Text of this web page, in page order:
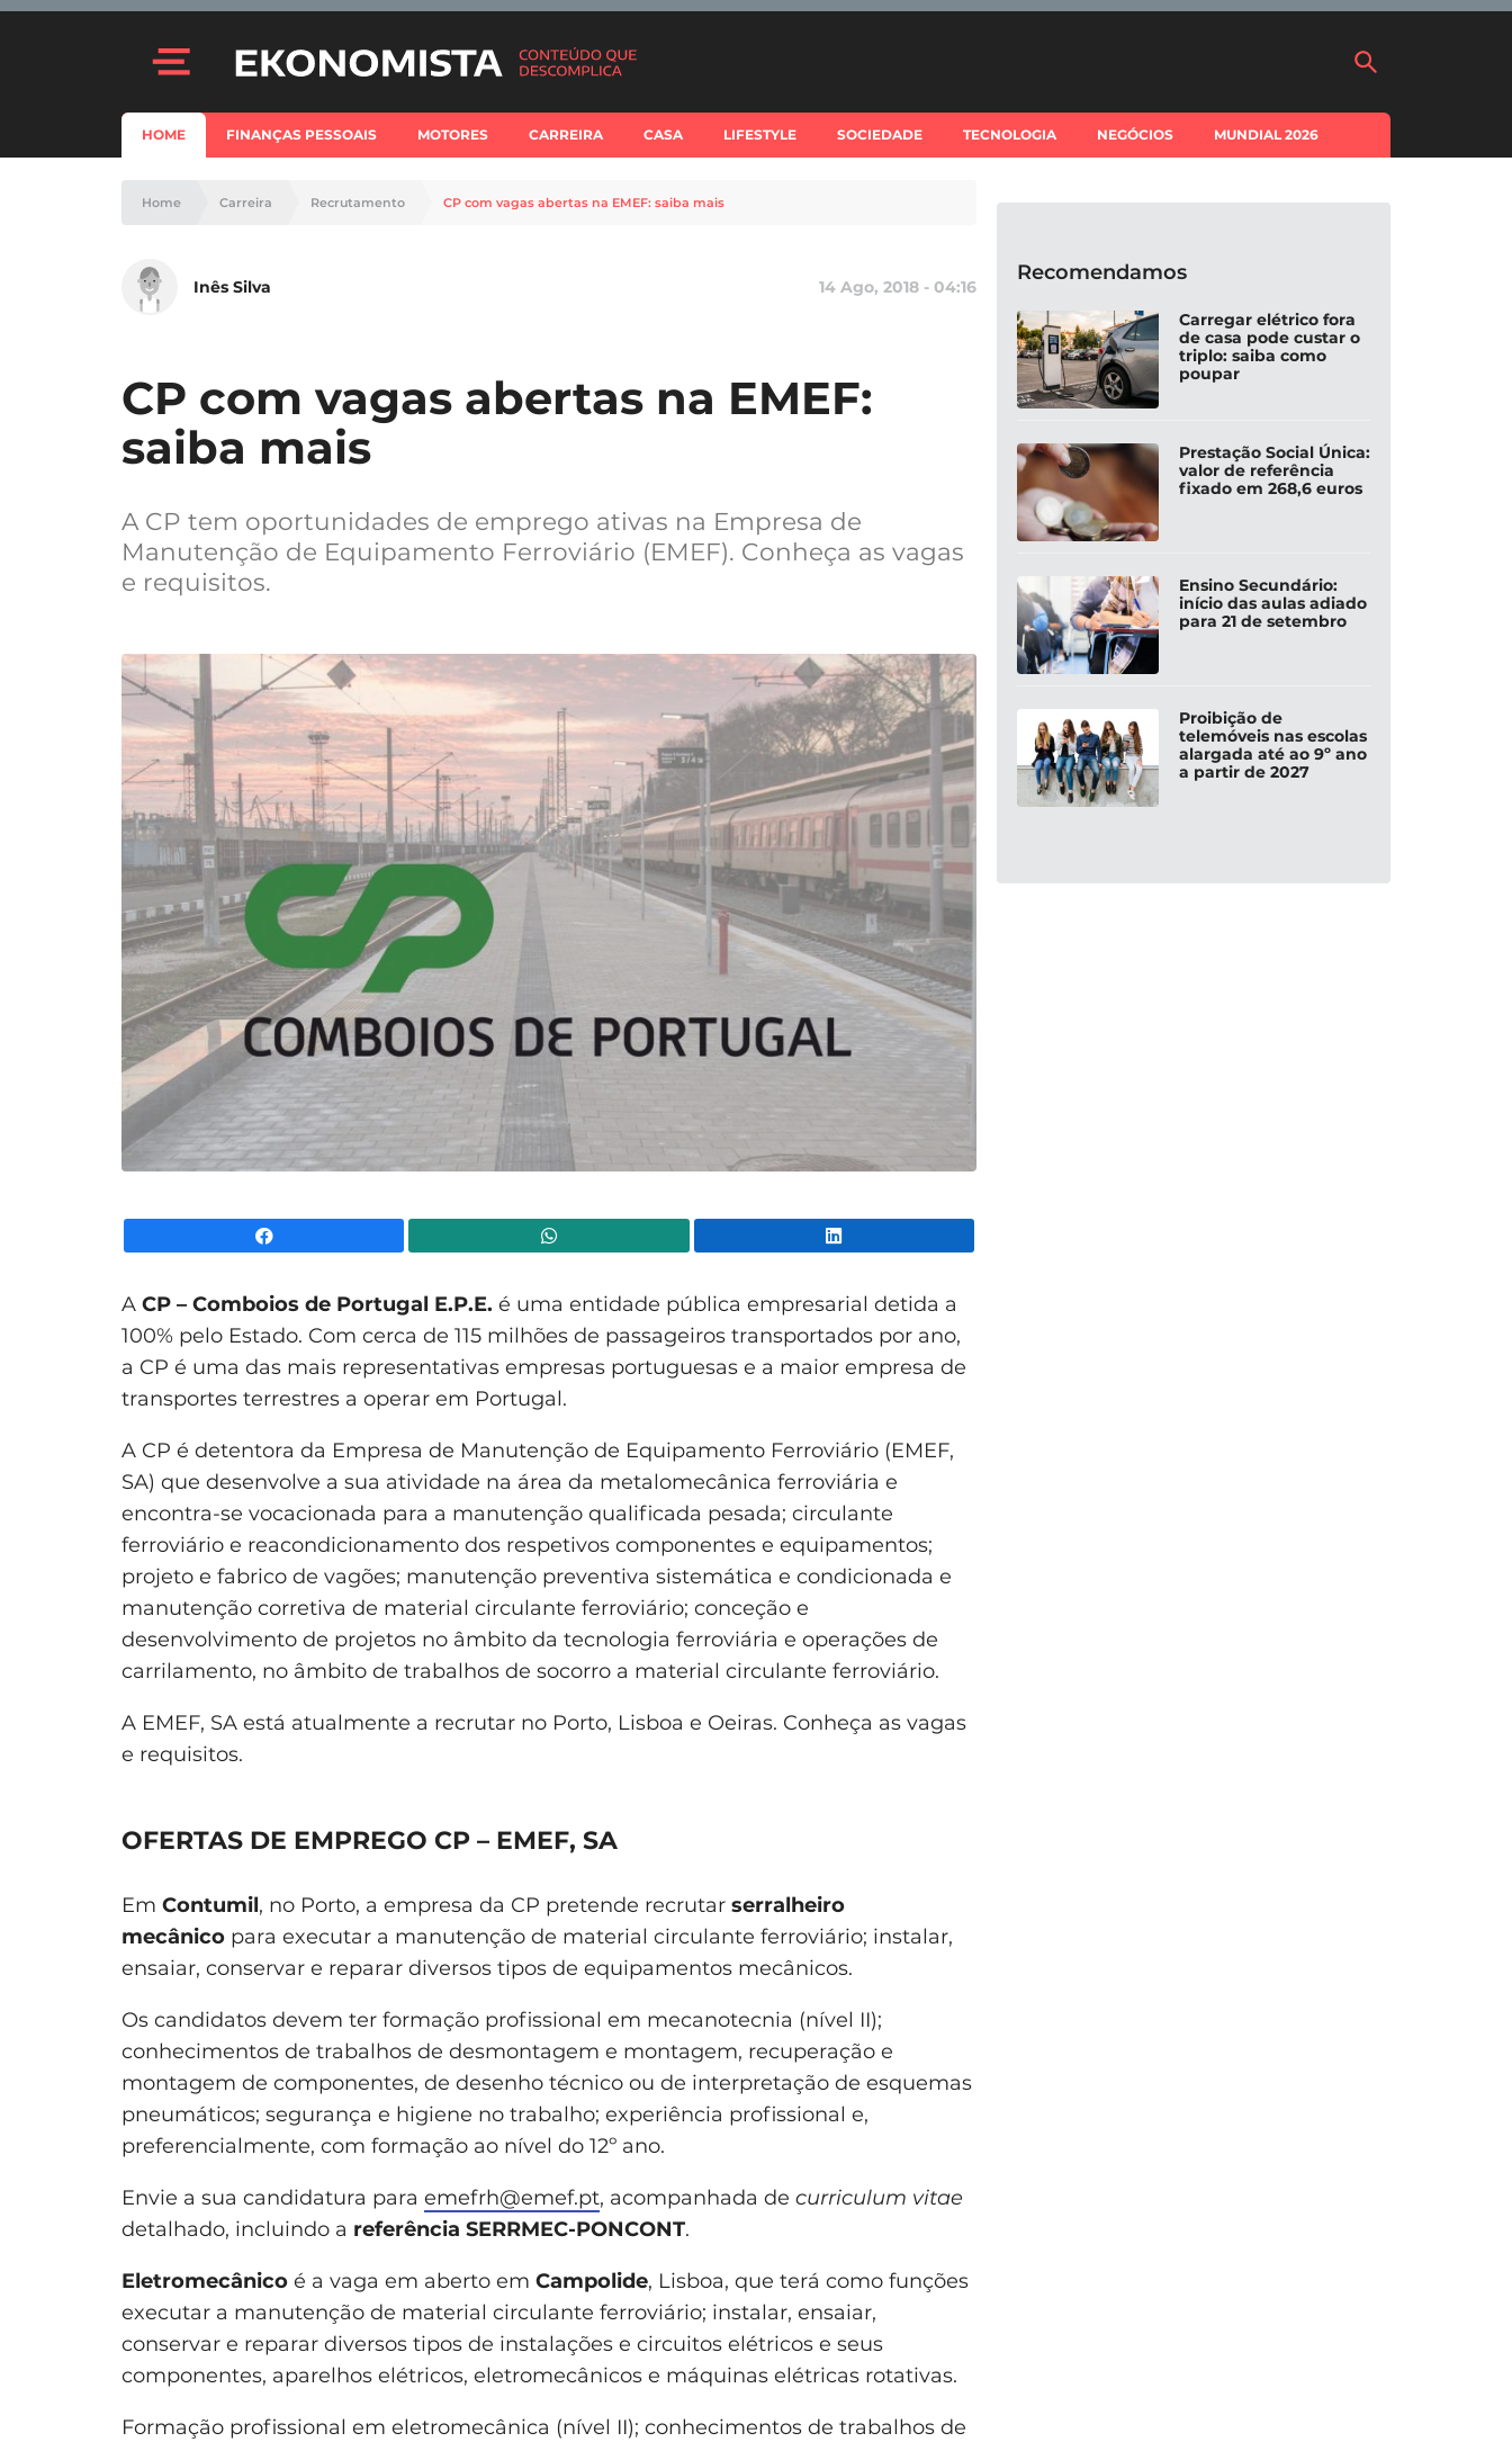
HOME FINANÇAS PESSOAIS MOTORES CARREIRA CASA LIFESTYLE SOCIEDADE TECNOLOGIA NEGÓCIOS MUNDIAL 2026
Home Carreira Recrutamento CP com vagas abertas na EMEF: saiba mais
Inês Silva 14 Ago, 2018 - 04:16
CP com vagas abertas na EMEF:
saiba mais
A CP tem oportunidades de emprego ativas na Empresa de
Manutenção de Equipamento Ferroviário (EMEF). Conheça as vagas
e requisitos.
A CP – Comboios de Portugal E.P.E. é uma entidade pública empresarial detida a
100% pelo Estado. Com cerca de 115 milhões de passageiros transportados por ano,
a CP é uma das mais representativas empresas portuguesas e a maior empresa de
transportes terrestres a operar em Portugal.
A CP é detentora da Empresa de Manutenção de Equipamento Ferroviário (EMEF,
SA) que desenvolve a sua atividade na área da metalomecânica ferroviária e
encontra-se vocacionada para a manutenção qualificada pesada; circulante
ferroviário e reacondicionamento dos respetivos componentes e equipamentos;
projeto e fabrico de vagões; manutenção preventiva sistemática e condicionada e
manutenção corretiva de material circulante ferroviário; conceção e
desenvolvimento de projetos no âmbito da tecnologia ferroviária e operações de
carrilamento, no âmbito de trabalhos de socorro a material circulante ferroviário.
A EMEF, SA está atualmente a recrutar no Porto, Lisboa e Oeiras. Conheça as vagas
e requisitos.
OFERTAS DE EMPREGO CP – EMEF, SA
Em Contumil, no Porto, a empresa da CP pretende recrutar serralheiro
mecânico para executar a manutenção de material circulante ferroviário; instalar,
ensaiar, conservar e reparar diversos tipos de equipamentos mecânicos.
Os candidatos devem ter formação profissional em mecanotecnia (nível II);
conhecimentos de trabalhos de desmontagem e montagem, recuperação e
montagem de componentes, de desenho técnico ou de interpretação de esquemas
pneumáticos; segurança e higiene no trabalho; experiência profissional e,
preferencialmente, com formação ao nível do 12º ano.
Envie a sua candidatura para emefrh@emef.pt, acompanhada de curriculum vitae
detalhado, incluindo a referência SERRMEC-PONCONT.
Eletromecânico é a vaga em aberto em Campolide, Lisboa, que terá como funções
executar a manutenção de material circulante ferroviário; instalar, ensaiar,
conservar e reparar diversos tipos de instalações e circuitos elétricos e seus
componentes, aparelhos elétricos, eletromecânicos e máquinas elétricas rotativas.
Formação profissional em eletromecânica (nível II); conhecimentos de trabalhos de
Recomendamos
Carregar elétrico fora
de casa pode custar o
triplo: saiba como
poupar
Prestação Social Única:
valor de referência
fixado em 268,6 euros
Ensino Secundário:
início das aulas adiado
para 21 de setembro
Proibição de
telemóveis nas escolas
alargada até ao 9º ano
a partir de 2027